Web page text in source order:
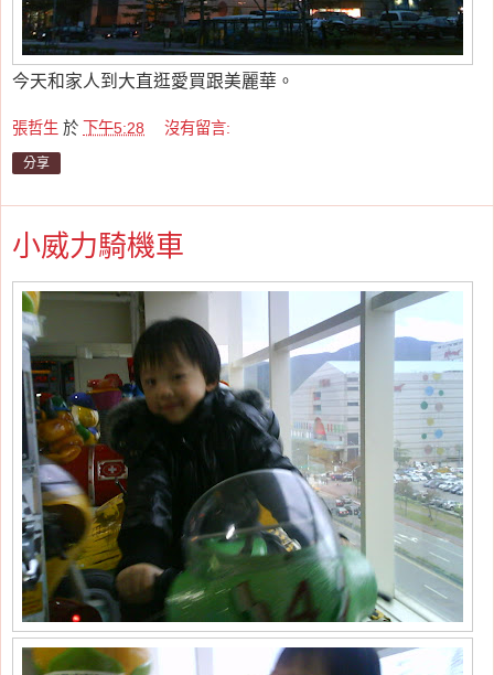
今天和家人到大直逛愛買跟美麗華。
張哲生 於 下午5:28 沒有留言:
分享
小威力騎機車